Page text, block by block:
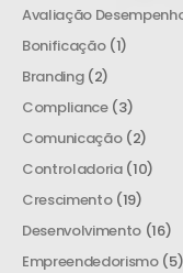
Avaliação
Bonificação(1)
Branding(2)
Compliance(3)
Comunicação(2)
Controladoria(10)
Crescimento(19)
Desenvolvimento (16)
Empreendedorismo(5)